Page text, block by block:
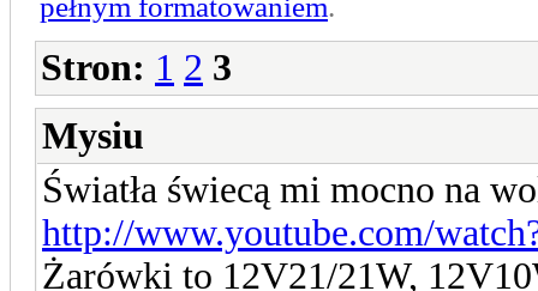
Stron: 1 2 3
Mysiu
Światła świecą mi mocno na
http://www.youtube.com/
Żarówki to 12V21/21W,